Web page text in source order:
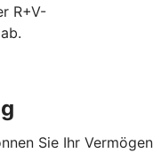
R+V-
Sie Ihr Vermögen